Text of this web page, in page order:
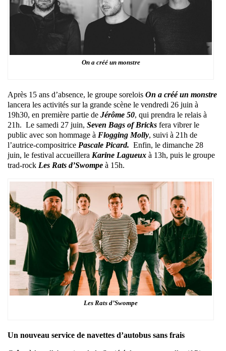
On a créé un monstre
Après 15 ans d’absence, le groupe sorelois On a créé un monstre
lancera les activités sur la grande scène le vendredi 26 juin à
19h30, en première partie de Jérôme 50, qui prendra le relais à
21h. Le samedi 27 juin, Seven Bags of Bricks fera vibrer le
public avec son hommage à Flogging Molly, suivi à 21h de
l’autrice-compositrice Pascale Picard. Enfin, le dimanche 28
juin, le festival accueillera Karine Lagueux à 13h, puis le groupe
trad-rock Les Rats d’Swompe à 15h.
Les Rats d’Swompe
Un nouveau service de navettes d’autobus sans frais